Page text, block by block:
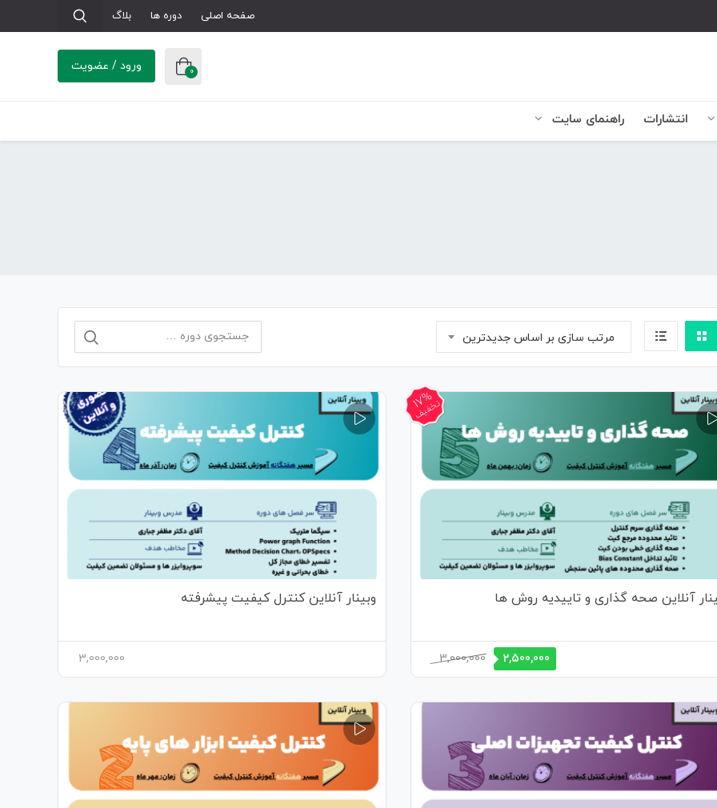
صفحه اصلی دوره ها بلاگ
0 ورود / عضویت
انتشارات راهنمای سایت
مرتب سازی بر اساس جدیدترین
جستجو
برای:
17%
تخفیف
آنلاین صحه گذاری و تاییدیه روش ها
3,000,000
Original
price
2,500,000
Current
price
وبینار آنلاین کنترل کیفیت پیشرفته
3,000,000